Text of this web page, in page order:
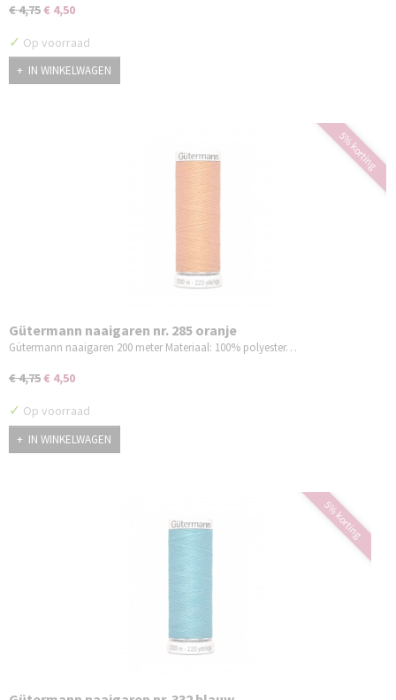
€ 4,75€ 4,50
✓ Op voorraad
IN WINKELWAGEN
5% korting
Gütermann naaigaren nr. 285 oranje
Gütermann naaigaren 200 meter Materiaal: 100% polyester…
€ 4,75€ 4,50
✓ Op voorraad
IN WINKELWAGEN
5% korting